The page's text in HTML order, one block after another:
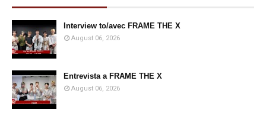
Interview to/avec FRAME THE X
August 06, 2026
Entrevista a FRAME THE X
August 06, 2026